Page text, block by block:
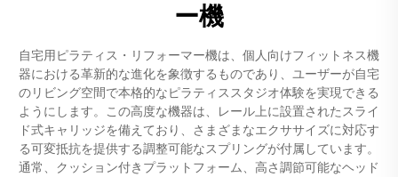
ー機
自宅用ピラティス・リフォーマー機は、個人向けフィットネス機
器における革新的な進化を象徴するものであり、ユーザーが自宅
のリビング空間で本格的なピラティススタジオ体験を実現できる
ようにします。この高度な機器は、レール上に設置されたスライ
ド式キャリッジを備えており、さまざまなエクササイズに対応す
る可変抵抗を提供する調整可能なスプリングが付属しています。
通常、クッション付きプラットフォーム、高さ調節可能なヘッド